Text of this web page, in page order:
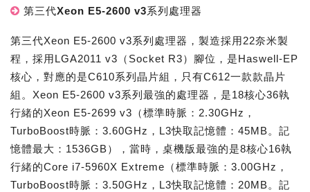
第三代Xeon E5-2600 v3系列處理器
第三代Xeon E5-2600 v3系列處理器，製造採用22奈米製
程，採用LGA2011 v3（Socket R3）腳位，是Haswell-EP
核心，對應的是C610系列晶片組，只有C612一款款晶片
組。Xeon E5-2600 v3系列最強的處理器，是18核心36執
行緒的Xeon E5-2699 v3（標準時脈：2.30GHz，
TurboBoost時脈：3.60GHz，L3快取記憶體：45MB。記
憶體最大：1536GB），當時，桌機版最強的是8核心16執
行緒的Core i7-5960X Extreme（標準時脈：3.00GHz，
TurboBoost時脈：3.50GHz，L3快取記憶體：20MB。記